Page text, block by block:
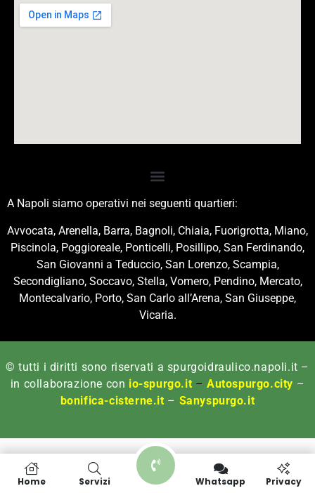
A Napoli siamo operativi nei seguenti quartieri:
Avvocata, Arenella, Barra, Bagnoli, Chiaia, Fuorigrotta, Miano,
Piscinola, Poggioreale, Ponticelli, Posillipo, San Ferdinando,
San Giovanni a Teduccio, San Lorenzo, Scampia,
Secondigliano, Soccavo, Stella, Vomero, Pendino, Mercato,
Montecalvario, Porto, San Carlo all’Arena, San Giuseppe,
Vicaria.
© tutti i diritti sono riservati a spurgoidraulico.napoli.it –
in collaborazione con io-spurgo.it – Autospurgo.city –
bonifica-cisterne.it – Sanyspurgo.it
Home Servizi Whatsapp Privacy